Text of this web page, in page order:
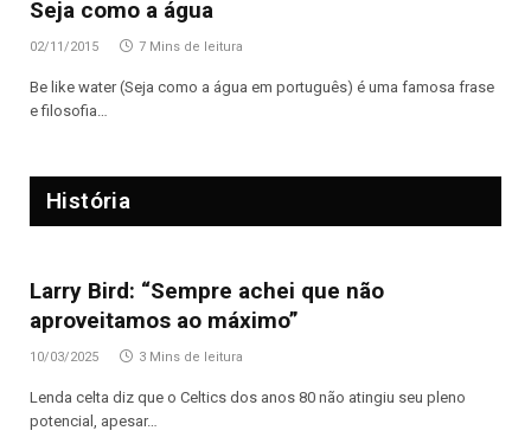
Seja como a água
02/11/2015 7 Mins de leitura
Be like water (Seja como a água em português) é uma famosa frase
e filosofia…
História
Larry Bird: “Sempre achei que não
aproveitamos ao máximo”
10/03/2025 3 Mins de leitura
Lenda celta diz que o Celtics dos anos 80 não atingiu seu pleno
potencial, apesar…